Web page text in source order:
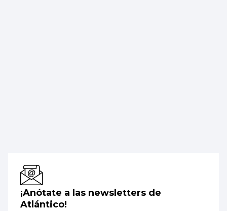
¡Anótate a las newsletters de
Atlántico!